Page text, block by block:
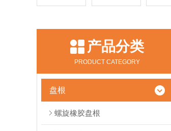
产品分类
PRODUCT CATEGORY
盘根
螺旋橡胶盘根